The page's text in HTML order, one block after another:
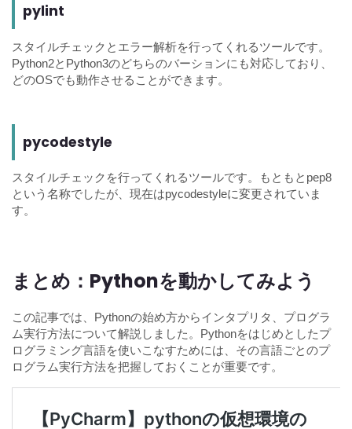
pylint
スタイルチェックとエラー解析を行ってくれるツールです。
Python2とPython3のどちらのバーションにも対応しており、
どのOSでも動作させることができます。
pycodestyle
スタイルチェックを行ってくれるツールです。もともとpep8
という名称でしたが、現在はpycodestyleに変更されていま
す。
まとめ：Pythonを動かしてみよう
この記事では、Pythonの始め方からインタプリタ、プログラ
ム実行方法について解説しました。Pythonをはじめとしたプ
ログラミング言語を使いこなすためには、その言語ごとのプ
ログラム実行方法を把握しておくことが重要です。